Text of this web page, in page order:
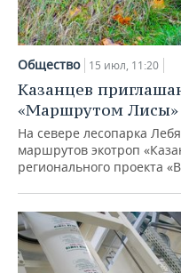
Общество 15 июл, 11:20
Казанцев
«Маршрутом Лисы»
На севере лесопарка
маршрутов экотроп
регионального проекта